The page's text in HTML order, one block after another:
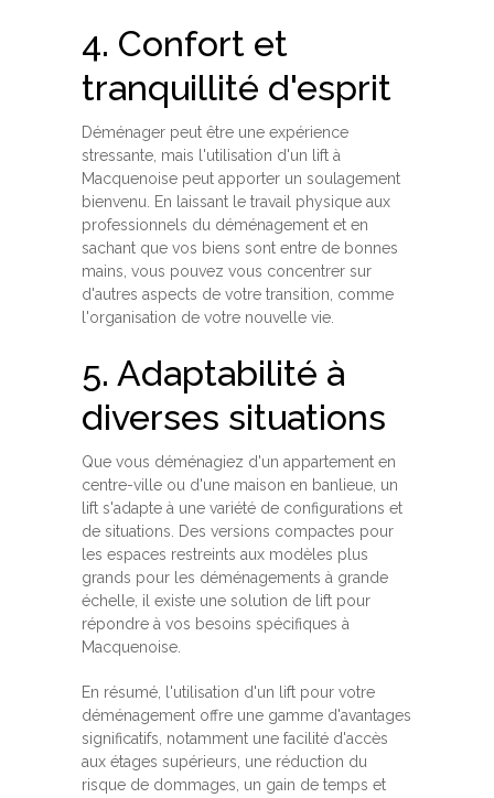
4. Confort et
tranquillité d'esprit
Déménager peut être une expérience
stressante, mais l'utilisation d'un lift à
Macquenoise peut apporter un soulagement
bienvenu. En laissant le travail physique aux
professionnels du déménagement et en
sachant que vos biens sont entre de bonnes
mains, vous pouvez vous concentrer sur
d'autres aspects de votre transition, comme
l'organisation de votre nouvelle vie.
5. Adaptabilité à
diverses situations
Que vous déménagiez d'un appartement en
centre-ville ou d'une maison en banlieue, un
lift s'adapte à une variété de configurations et
de situations. Des versions compactes pour
les espaces restreints aux modèles plus
grands pour les déménagements à grande
échelle, il existe une solution de lift pour
répondre à vos besoins spécifiques à
Macquenoise.
En résumé, l'utilisation d'un lift pour votre
déménagement offre une gamme d'avantages
significatifs, notamment une facilité d'accès
aux étages supérieurs, une réduction du
risque de dommages, un gain de temps et